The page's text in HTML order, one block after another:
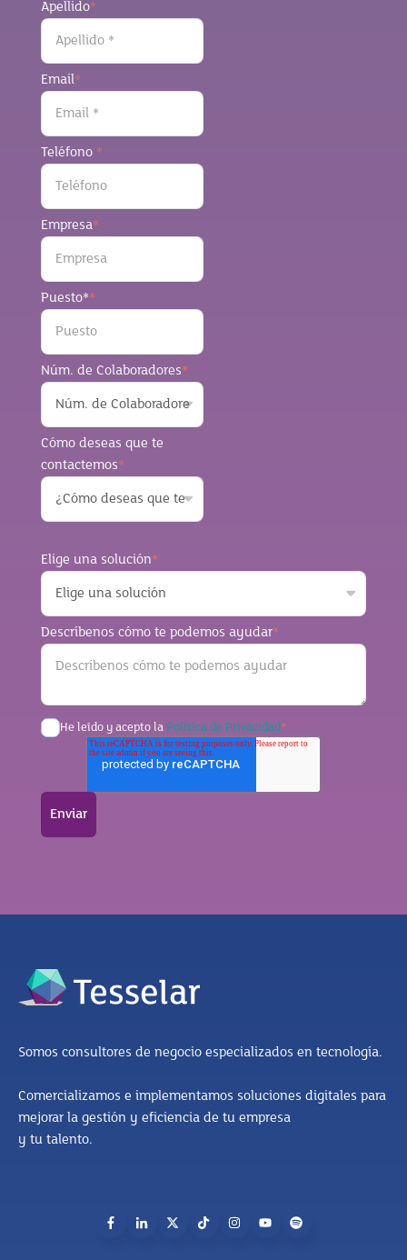
Apellido*
Email*
Teléfono *
Empresa*
Puesto**
Núm. de Colaboradores*
Cómo deseas que te
contactemos*
Elige una solución*
Descríbenos cómo te podemos ayudar*
He leído y acepto la Política de Privacidad*
Somos consultores de negocio especializados en tecnología.
Comercializamos e implementamos soluciones digitales para
mejorar la gestión y eficiencia de tu empresa
y tu talento.